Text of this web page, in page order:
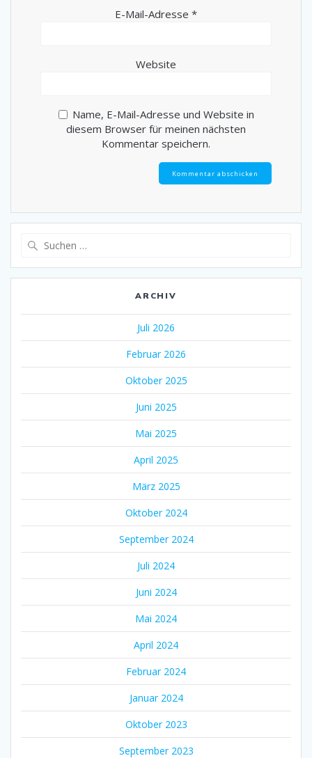
E-Mail-Adresse *
Website
Name, E-Mail-Adresse und Website in
diesem Browser für meinen nächsten
Kommentar speichern.
ARCHIV
Juli 2026
Februar 2026
Oktober 2025
Juni 2025
Mai 2025
April 2025
März 2025
Oktober 2024
September 2024
Juli 2024
Juni 2024
Mai 2024
April 2024
Februar 2024
Januar 2024
Oktober 2023
September 2023